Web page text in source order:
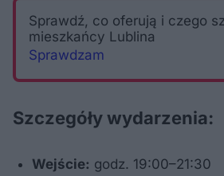
Sprawdź, co oferują i czego
mieszkańcy Lublina
Sprawdzam
Szczegóły wydarzenia:
Wejście: godz. 19:00–21:30